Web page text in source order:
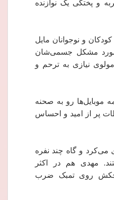
و پختگی یک نوازنده
و نوجوانان مایل
مشکل جسمی‌شان
مولوی نیازی به ترحم و
موبایل‌ها رو به صحنه
پر از امید و احساس
می‌کرد و گاه چند نفره
مهدی هم در اکثر
روی تمبک ضرب